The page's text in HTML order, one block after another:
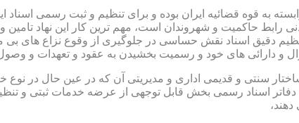
به قوه قضائیه ایران بوده و برای تنظیم و ثبت رسمی
رابط حاکمیت و شهروندان است، مهم ترین کار این نهاد
دقیق اسناد نقش حساسی در جلوگیری از وقوع نزاع های
و دارائی های خود و رسمیت بخشیدن به عقود و تعهدات و
سنتی و قدیمی اداری و مدیریتی آن که در عین حال در
اسناد رسمی بخش قابل توجهی از عرضه خدمات ثبتی و